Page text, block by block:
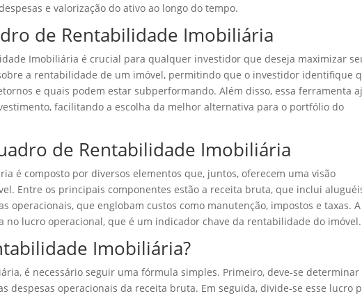
e valorização do ativo ao longo do tempo.
de Rentabilidade Imobiliária
Imobiliária é crucial para qualquer investidor que deseja maximizar
a rentabilidade de um imóvel, permitindo que o investidor identifique
e quais podem estar subperformando. Além disso, essa ferramenta
facilitando a escolha da melhor alternativa para o portfólio do
de Rentabilidade Imobiliária
é composto por diversos elementos que, juntos, oferecem uma visão
Entre os principais componentes estão a receita bruta, que inclui
operacionais, que englobam custos como manutenção, impostos e taxas. A
no lucro operacional, que é um indicador chave da rentabilidade do imóvel.
Imobiliária?
é necessário seguir uma fórmula simples. Primeiro, deve-se determinar
despesas operacionais da receita bruta. Em seguida, divide-se esse lucro